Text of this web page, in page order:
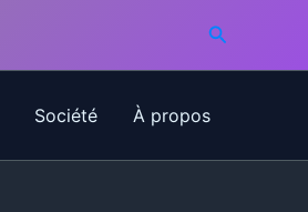
Société À propos